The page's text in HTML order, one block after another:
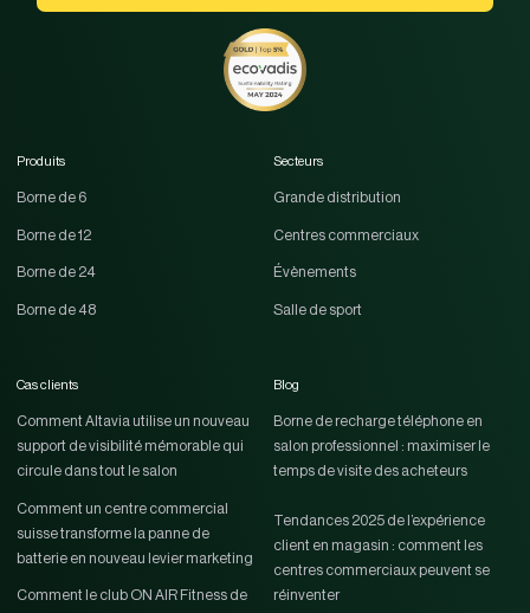
Produits
Borne de 6
Borne de 12
Borne de 24
Borne de 48
Secteurs
Grande distribution
Centres commerciaux
Évènements
Salle de sport
Cas clients
Comment Altavia utilise un nouveau
support de visibilité mémorable qui
circule dans tout le salon
Comment un centre commercial
suisse transforme la panne de
batterie en nouveau levier marketing
Comment le club ON AIR Fitness de
Blog
Borne de recharge téléphone en
salon professionnel : maximiser le
temps de visite des acheteurs
Tendances 2025 de l’expérience
client en magasin : comment les
centres commerciaux peuvent se
réinventer